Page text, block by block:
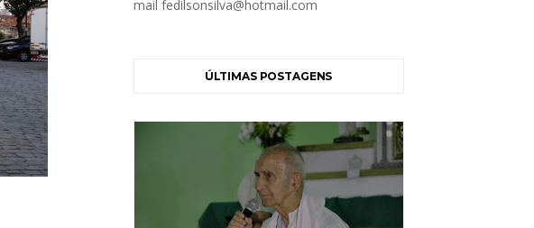
mail fedilsonsilva@hotmail.com
ÚLTIMAS POSTAGENS